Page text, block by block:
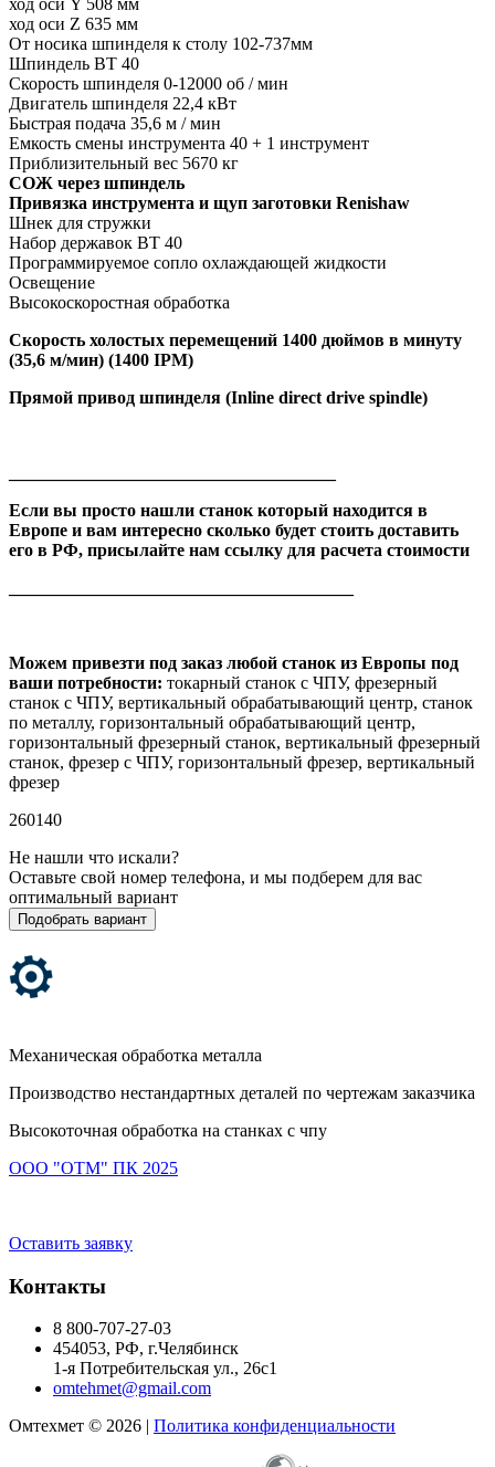
ход оси Z 635 мм
От носика шпинделя к столу 102-737мм
Шпиндель BT 40
Скорость шпинделя 0-12000 об / мин
Двигатель шпинделя 22,4 кВт
Быстрая подача 35,6 м / мин
Емкость смены инструмента 40 + 1 инструмент
Приблизительный вес 5670 кг
СОЖ через шпиндель
Привязка инструмента и щуп заготовки Renishaw
Шнек для стружки
Набор державок BT 40
Программируемое сопло охлаждающей жидкости
Освещение
Высокоскоростная обработка
Cкорость холостых перемещений 1400 дюймов в минуту
(35,6 м/мин) (1400 IPM)
Прямой привод шпинделя (Inline direct drive spindle)
Если вы просто нашли станок который находится в
Европе и вам интересно сколько будет стоить доставить
его в РФ, присылайте нам ссылку для расчета стоимости
Можем привезти под заказ любой станок из Европы под
ваши потребности: токарный станок с ЧПУ, фрезерный
станок с ЧПУ, вертикальный обрабатывающий центр, станок
по металлу, горизонтальный обрабатывающий центр,
горизонтальный фрезерный станок, вертикальный фрезерный
станок, фрезер с ЧПУ, горизонтальный фрезер, вертикальный
фрезер
260140
Не нашли что искали?
Оставьте свой номер телефона, и мы подберем для вас
оптимальный вариант
Подобрать вариант
Механическая обработка металла
Производство нестандартных деталей по чертежам заказчика
Высокоточная обработка на станках с чпу
ООО "ОТМ" ПК 2025
Оставить заявку
Контакты
8 800-707-27-03
454053, РФ, г.Челябинск
1-я Потребительская ул., 26с1
omtehmet@gmail.com
Омтехмет © 2026 | Политика конфиденциальности